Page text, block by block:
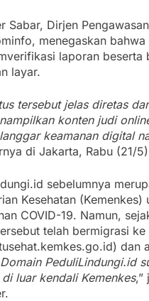
Sabar, Dirjen
menegaskan bahwa
laporan beserta
layar.
tersebut jelas diretas
konten judi
keamanan digital
di Jakarta, Rabu (21/
sebelumnya
Kesehatan (Kemenkes)
COVID-19. Namun,
telah bermigrasi ke
dan
Domain PeduliLindungi.id
luar kendali Kemenkes,”